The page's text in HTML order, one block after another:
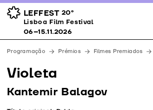
LEFFEST 20º
Lisboa Film Festival 06–15.11.2026
Prémios
Espaços
Apoios
Equipa
Downloads
Contactos
Lisboa Film Festival
06–15.11.2026
Programação Prémios Filmes Premiados
Violeta
Kantemir Balagov